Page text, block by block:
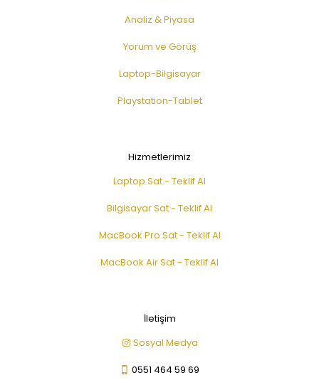
Analiz & Piyasa
Yorum ve Görüş
Laptop-Bilgisayar
Playstation-Tablet
Hizmetlerimiz
Laptop Sat - Teklif Al
Bilgisayar Sat - Teklif Al
MacBook Pro Sat - Teklif Al
MacBook Air Sat - Teklif Al
İletişim
Sosyal Medya
0551 464 59 69